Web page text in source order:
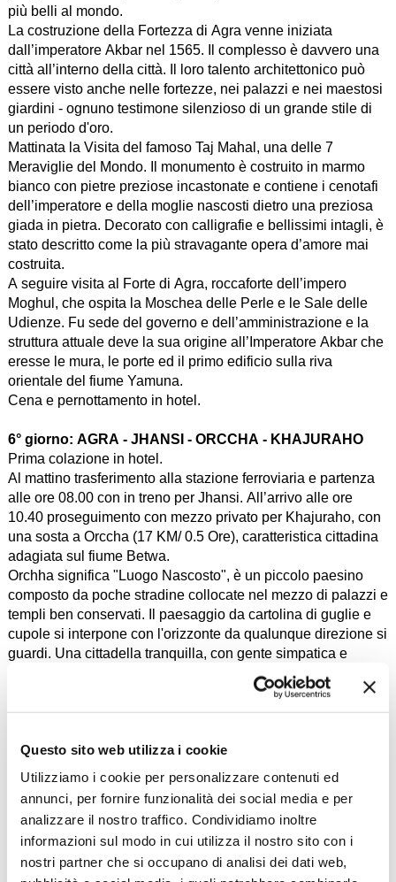
Questo sito web utilizza i cookie
Utilizziamo i cookie per personalizzare contenuti ed
annunci, per fornire funzionalità dei social media e per
analizzare il nostro traffico. Condividiamo inoltre
informazioni sul modo in cui utilizza il nostro sito con i
nostri partner che si occupano di analisi dei dati web,
più belli al mondo.
La costruzione della Fortezza di Agra venne iniziata
dall’imperatore Akbar nel 1565. Il complesso è davvero una
città all’interno della città. Il loro talento architettonico può
essere visto anche nelle fortezze, nei palazzi e nei maestosi
giardini - ognuno testimone silenzioso di un grande stile di
un periodo d'oro.
Mattinata la Visita del famoso Taj Mahal, una delle 7
Meraviglie del Mondo. Il monumento è costruito in marmo
bianco con pietre preziose incastonate e contiene i cenotafi
dell’imperatore e della moglie nascosti dietro una preziosa
giada in pietra. Decorato con calligrafie e bellissimi intagli, è
stato descritto come la più stravagante opera d’amore mai
costruita.
A seguire visita al Forte di Agra, roccaforte dell’impero
Moghul, che ospita la Moschea delle Perle e le Sale delle
Udienze. Fu sede del governo e dell’amministrazione e la
struttura attuale deve la sua origine all’Imperatore Akbar che
eresse le mura, le porte ed il primo edificio sulla riva
orientale del fiume Yamuna.
Cena e pernottamento in hotel.
6° giorno: AGRA - JHANSI - ORCCHA - KHAJURAHO
Prima colazione in hotel.
Al mattino trasferimento alla stazione ferroviaria e partenza
alle ore 08.00 con in treno per Jhansi. All’arrivo alle ore
10.40 proseguimento con mezzo privato per Khajuraho, con
una sosta a Orccha (17 KM/ 0.5 Ore), caratteristica cittadina
adagiata sul fiume Betwa.
Orchha significa "Luogo Nascosto", è un piccolo paesino
composto da poche stradine collocate nel mezzo di palazzi e
templi ben conservati. Il paesaggio da cartolina di guglie e
cupole si interpone con l'orizzonte da qualunque direzione si
guardi. Una cittadella tranquilla, con gente simpatica e
Visita del Jehangir Mahal (dono di benvenuto per la visita
dell’imperatore moghul nel XVIIsec.) del Sheesh Mahal,
straordinaria dimora estiva, da non perdere assieme ai
templi Ram Raja e Chaturbuj e Laxminarain con i suoi
Trasferimento a Khajuraho (172 KMS / 04 Ore).
All’arrivo sistemazione in hotel.
Nelle vicinanze di Khajuraho si trova un complesso di templi
Indù e Jainisti degli inizi dell'XI secolo, che risalgono al